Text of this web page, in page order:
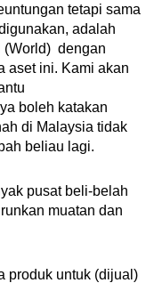
tetapi sama
adalah
(World) dengan
aset ini. Kami akan
boleh katakan
di Malaysia tidak
beliau lagi.
pusat beli-belah
muatan dan
produk untuk (dijual)